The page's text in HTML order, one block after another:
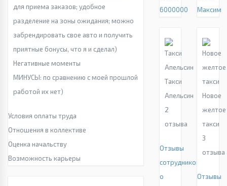
для приема заказов; удобное
разделение на зоны ожидания; можно
забрендировать свое авто и получить
приятные бонусы, что я и сделал)
Негативные моменты
МИНУСЫ: по сравнению с моей прошлой
работой их нет)
Условия оплаты труда
Отношения в коллективе
Оценка начальству
Возможность карьеры
6000000
Максим
Такси
Апельсин
2
отзыва
Отзывы
сотрудников
о
Новое
желтое
такси
3
отзыва
Отзывы